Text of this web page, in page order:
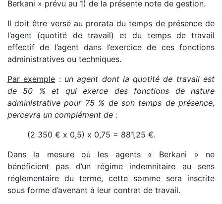
Berkani » prévu au 1) de la présente note de gestion.
Il doit être versé au prorata du temps de présence de
l’agent (quotité de travail) et du temps de travail
effectif de l’agent dans l’exercice de ces fonctions
administratives ou techniques.
Par exemple : un agent dont la quotité de travail est
de 50 % et qui exerce des fonctions de nature
administrative pour 75 % de son temps de présence,
percevra un complément de :
(2 350 € x 0,5) x 0,75 = 881,25 €.
Dans la mesure où les agents « Berkani » ne
bénéficient pas d’un régime indemnitaire au sens
réglementaire du terme, cette somme sera inscrite
sous forme d’avenant à leur contrat de travail.